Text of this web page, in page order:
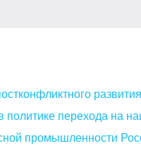
перехода на
промышленности